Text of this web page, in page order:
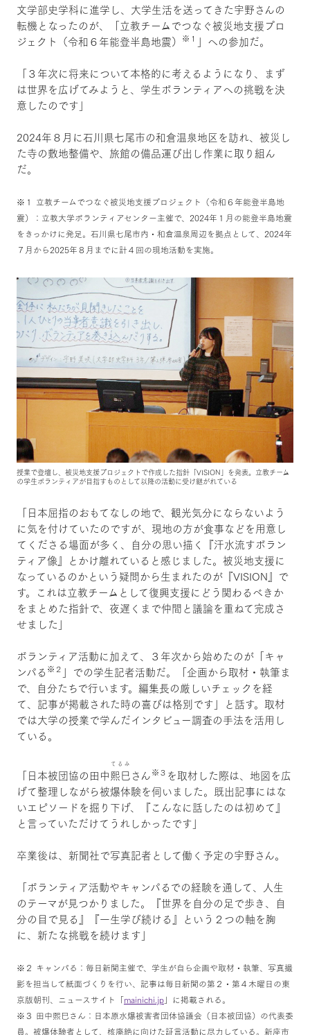
文学部史学科に進学し、大学生活を送ってきた宇野さんの
転機となったのが、「立教チームでつなぐ被災地支援プロ
ジェクト（令和６年能登半島地震） ※１ 」への参加だ。
「３年次に将来について本格的に考えるようになり、まず
は世界を広げてみようと、学生ボランティアへの挑戦を決
意したのです」
2024年８月に石川県七尾市の和倉温泉地区を訪れ、被災し
た寺の敷地整備や、旅館の備品運び出し作業に取り組ん
だ。
※１ 立教チームでつなぐ被災地支援プロジェクト（令和６年能登半島地
震）：立教大学ボランティアセンター主催で、2024年１月の能登半島地震
をきっかけに発足。石川県七尾市内・和倉温泉周辺を拠点として、2024年
７月から2025年８月までに計４回の現地活動を実施。
授業で登壇し、被災地支援プロジェクトで作成した指針「VISION」を発表。立教チーム
の学生ボランティアが目指すものとして以降の活動に受け継がれている
「日本屈指のおもてなしの地で、観光気分にならないよう
に気を付けていたのですが、現地の方が食事などを用意し
てくださる場面が多く、自分の思い描く『汗水流すボラン
ティア像』とかけ離れていると感じました。被災地支援に
なっているのかという疑問から生まれたのが『VISION』で
す。これは立教チームとして復興支援にどう関わるべきか
をまとめた指針で、夜遅くまで仲間と議論を重ねて完成さ
せました」
ボランティア活動に加えて、３年次から始めたのが「キャ
ンパる ※２ 」での学生記者活動だ。「企画から取材・執筆ま
で、自分たちで行います。編集長の厳しいチェックを経
て、記事が掲載された時の喜びは格別です」と話す。取材
では大学の授業で学んだインタビュー調査の手法を活用し
ている。
「日本被団協の田中熙巳
てるみ
さん※３ を取材した際は、地図を広
げて整理しながら被爆体験を伺いました。既出記事にはな
いエピソードを掘り下げ、『こんなに話したのは初めて』
と言っていただけてうれしかったです」
卒業後は、新聞社で写真記者として働く予定の宇野さん。
「ボランティア活動やキャンパるでの経験を通して、人生
のテーマが見つかりました。『世界を自分の足で歩き、自
分の目で見る』『一生学び続ける』という２つの軸を胸
に、新たな挑戦を続けます」
※２ キャンパる：毎日新聞主催で、学生が自ら企画や取材・執筆、写真撮
影を担当して紙面づくりを行い、記事は毎日新聞の第２・第４木曜日の東
京版朝刊、ニュースサイト「mainichi.jp」に掲載される。
※３ 田中熙巳さん：日本原水爆被害者団体協議会（日本被団協）の代表委
員。被爆体験者として、核廃絶に向けた証言活動に尽力している。新座市